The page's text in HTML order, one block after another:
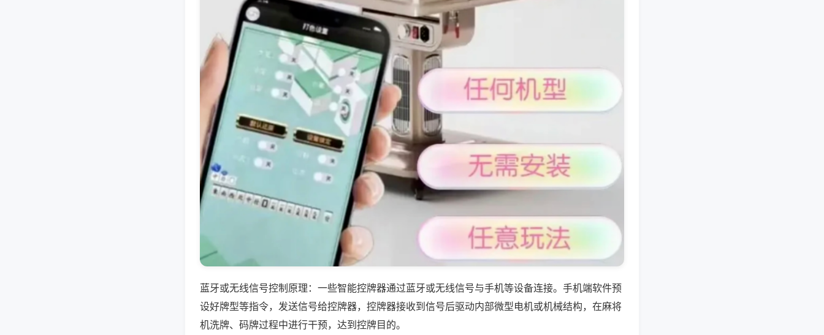
蓝牙或无线信号控制原理：一些智能控牌器通过蓝牙或无线信号与手机等设备连接。手机端软件预
设好牌型等指令，发送信号给控牌器，控牌器接收到信号后驱动内部微型电机或机械结构，在麻将
机洗牌、码牌过程中进行干预，达到控牌目的。